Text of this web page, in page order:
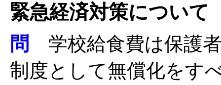
緊急経済対策について
問
学校給食費は保護
制度として無償化をす